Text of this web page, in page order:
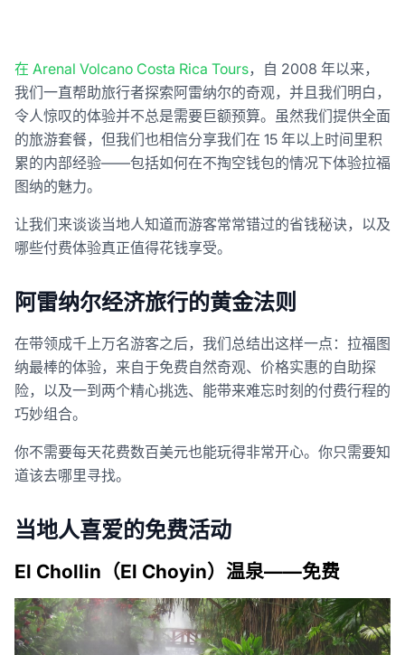
在 Arenal Volcano Costa Rica Tours，自 2008 年以来，
我们一直帮助旅行者探索阿雷纳尔的奇观，并且我们明白，
令人惊叹的体验并不总是需要巨额预算。虽然我们提供全面
的旅游套餐，但我们也相信分享我们在 15 年以上时间里积
累的内部经验——包括如何在不掏空钱包的情况下体验拉福
图纳的魅力。
让我们来谈谈当地人知道而游客常常错过的省钱秘诀，以及
哪些付费体验真正值得花钱享受。
阿雷纳尔经济旅行的黄金法则
在带领成千上万名游客之后，我们总结出这样一点：拉福图
纳最棒的体验，来自于免费自然奇观、价格实惠的自助探
险，以及一到两个精心挑选、能带来难忘时刻的付费行程的
巧妙组合。
你不需要每天花费数百美元也能玩得非常开心。你只需要知
道该去哪里寻找。
当地人喜爱的免费活动
El Chollin（El Choyin）温泉——免费